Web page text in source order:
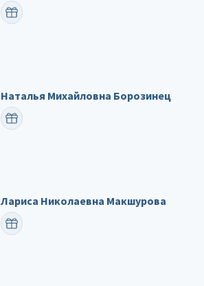
ПОЗДРАВИТЬ
Наталья Михайловна Борозинец
ПОЗДРАВИТЬ
Лариса Николаевна Макшурова
ПОЗДРАВИТЬ